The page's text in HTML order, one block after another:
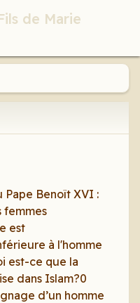
de Marie
Pape Benoît XVI :
femmes
est
à l'homme
est-ce que la
dans Islam?0
d’un homme